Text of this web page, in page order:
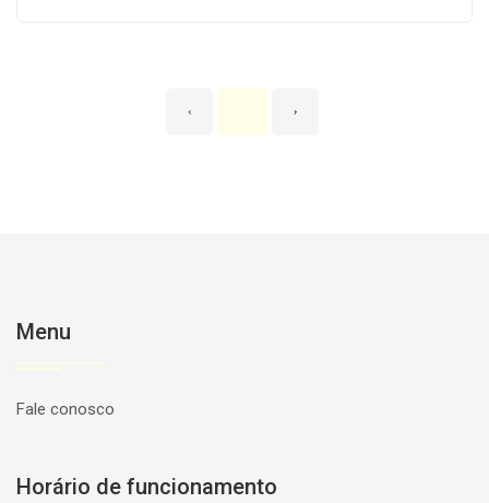
‹ 1 ›
Menu
Fale conosco
Horário de funcionamento